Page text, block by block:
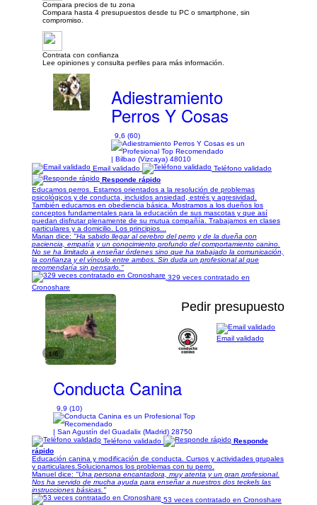
Compara precios de tu zona
Compara hasta 4 presupuestos desde tu PC o smartphone, sin
compromiso.
Contrata con confianza
Lee opiniones y consulta perfiles para más información.
Adiestramiento
Perros Y Cosas
9,6 (60)
| Bilbao (Vizcaya) 48010
Email validado
Teléfono validado
Responde rápido
Educamos perros. Estamos orientados a la resolución de problemas
psicológicos y de conducta, incluidos ansiedad, estrés y agresividad.
También educamos en obediencia básica. Mostramos a los dueños los
conceptos fundamentales para la educación de sus mascotas y que así
puedan disfrutar plenamente de su mutua compañía. Trabajamos en clases
particulares y a domicilio. Los principios...
Marian dice: "Ha sabido llegar al cerebro del perro y de la dueña con
paciencia, empatía y un conocimiento profundo del comportamiento canino.
No se ha limitado a enseñar órdenes sino que ha trabajado la comunicación,
la confianza y el vínculo entre ambos. Sin duda un profesional al que
recomendaría sin pensarlo."
329 veces contratado en
Cronoshare
1/6
Pedir presupuesto
Conducta Canina
9,9 (10)
| San Agustín del Guadalix (Madrid) 28750
Email validado
Teléfono validado
Responde
rápido
Educación canina y modificación de conducta. Cursos y actividades grupales
y particulares.Solucionamos los problemas con tu perro.
Manuel dice: "Una persona encantadora, muy atenta y un gran profesional.
Nos ha servido de mucha ayuda para enseñar a nuestros dos teckels las
instrucciones básicas."
53 veces contratado en Cronoshare